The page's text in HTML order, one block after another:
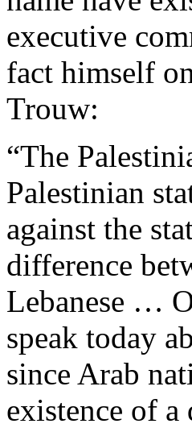
executive
fact himself
Trouw:
“The
Palestinian
against the
difference
Lebanese …
speak today
since Arab
existence of a